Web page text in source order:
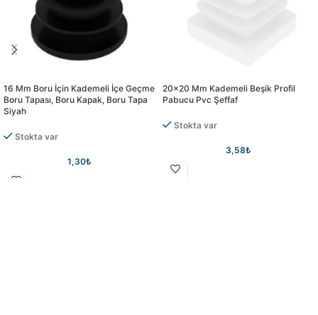
16 Mm Boru İçin Kademeli İçe Geçme
Boru Tapası, Boru Kapak, Boru Tapa
Siyah
Stokta var
1,30₺
20×20 Mm Kademeli Beşik Profil
Pabucu Pvc Şeffaf
Stokta var
3,58₺